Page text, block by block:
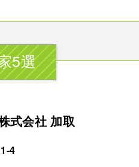
5選
式会社 加取
4